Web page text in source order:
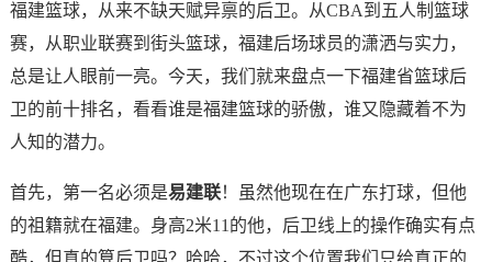
福建篮球，从来不缺天赋异禀的后卫。从CBA到五人制篮球
赛，从职业联赛到街头篮球，福建后场球员的潇洒与实力，
总是让人眼前一亮。今天，我们就来盘点一下福建省篮球后
卫的前十排名，看看谁是福建篮球的骄傲，谁又隐藏着不为
人知的潜力。
首先，第一名必须是易建联！虽然他现在在广东打球，但他
的祖籍就在福建。身高2米11的他，后卫线上的操作确实有点
酷，但真的算后卫吗？哈哈，不过这个位置我们只给真正的